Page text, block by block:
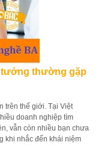
tưởng thường gặp
trên thế giới. Tại Việt
doanh nghiệp tìm
vẫn còn nhiều bạn chưa
khi nhắc đến khái niệm